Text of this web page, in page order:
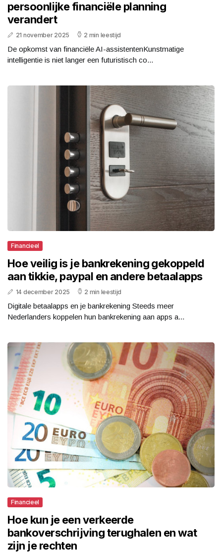
persoonlijke financiële planning
verandert
21 november 2025 2 min leestijd
De opkomst van financiële AI-assistentenKunstmatige
intelligentie is niet langer een futuristisch co...
Financieel
Hoe veilig is je bankrekening gekoppeld
aan tikkie, paypal en andere betaalapps
14 december 2025 2 min leestijd
Digitale betaalapps en je bankrekening Steeds meer
Nederlanders koppelen hun bankrekening aan apps a...
Financieel
Hoe kun je een verkeerde
bankoverschrijving terughalen en wat
zijn je rechten